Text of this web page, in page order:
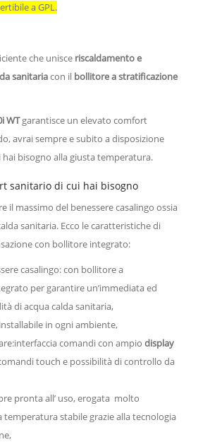
a GPL.
che unisce riscaldamento e
sanitariacon il bollitore a stratificazione
WTgarantisce un elevato comfort
avrai sempre e subito a disposizione
bisogno alla giusta temperatura.
sanitario di cui hai bisogno
il massimo del benessere casalingo ossia
sanitaria. Ecco le caratteristiche di
con bollitore integrato:
casalingo: con bollitore a
per garantire un’immediata ed
di acqua calda sanitaria,
in ogni ambiente,
comandi con ampio display
touch e possibilità di controllo da
pronta all’ uso, erogata molto
temperatura stabile grazie alla tecnologia